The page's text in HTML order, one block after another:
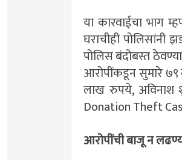
या कारवाईचा भाग
घराचीही पोलिसांनी
पोलिस बंदोबस्त
आरोपींकडून सुमारे
लाख रुपये, अविनाश
Donation Theft
आरोपींची बाजू न